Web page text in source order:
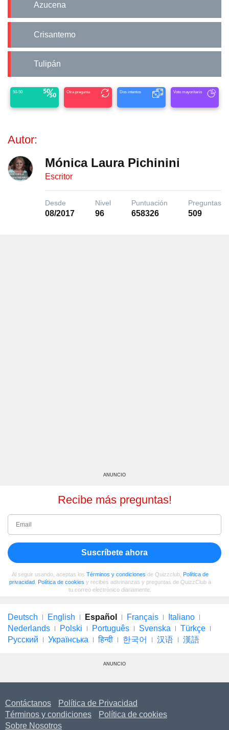
Azucena
Crisantemo
Tulipán
50-50 Otra pregunta Dos intentos Voto mayoritario
Autor:
Mónica Laura Pichinini
Escritor
Desde
08/2017
Nivel
96
Puntuación
658326
Preguntas
509
ANUNCIO
Recibe más preguntas!
Suscríbete ahora
Al seguir usando, aceptas los Términos y condiciones de Quizzclub, Política de
privacidad, Política de cookies y recibes adivinanzas y preguntas de QuizzClub a
tu correo electrónico diariamente.
Deutsch English Español Français
Italiano
Nederlands
Polski Português Svenska
Türkçe
Русский
Українська हिन्दी 한국어 汉语 漢語
ANUNCIO
Contáctanos
Política de Privacidad
Términos y condiciones
Política de cookies
Sobre Nosotros